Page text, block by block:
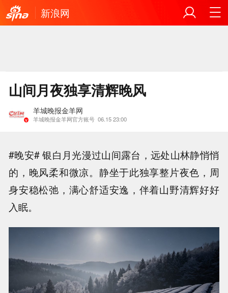
新浪网
山间月夜独享清辉晚风
羊城晚报金羊网
羊城晚报金羊网官方账号 06.15 23:00
#晚安# 银白月光漫过山间露台，远处山林静悄悄
的，晚风柔和微凉。静坐于此独享整片夜色，周
身安稳松弛，满心舒适安逸，伴着山野清辉好好
入眠。